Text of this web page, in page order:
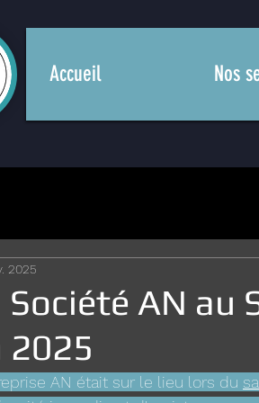
Accueil Nos
Société AN au
2025
2025
AN était sur le lieu lors du